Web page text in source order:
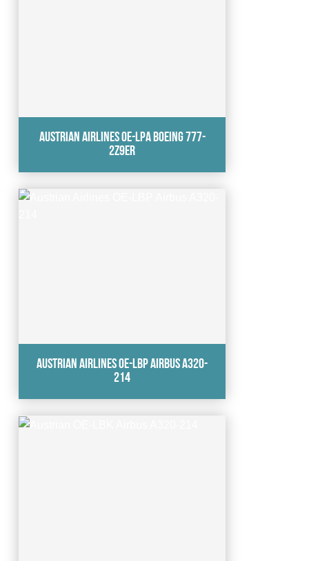
Austrian Airlines OE-LPA Boeing 777-
2Z9ER
Austrian Airlines OE-LBP Airbus A320-
214